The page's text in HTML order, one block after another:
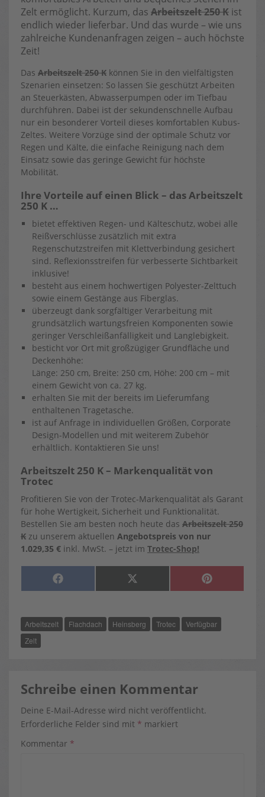
Zelt ermöglicht. Kurzum, das Arbeitszelt 250 K ist
endlich wieder lieferbar. Und das wurde – wie uns
zahlreiche Kundenanfragen zeigen – auch höchste
Zeit!
Das Arbeitszelt 250 K können Sie in den vielfältigsten
Szenarien einsetzen: So lassen Sie geschützt Arbeiten
an Steuerkästen, Abwasserpumpen oder im Tiefbau
durchführen. Dabei ist der sekundenschnelle Aufbau
nur ein besonderer Vorteil dieses komfortablen Kubus-
Zeltes. Weitere Vorzüge sind der optimale Schutz vor
Regen und Kälte, die einfache Reinigung nach dem
Einsatz sowie das geringe Gewicht für höchste
Mobilität.
Ihre Vorteile auf einen Blick – das Arbeitszelt
250 K …
bietet effektiven Regen- und Kälteschutz, wobei alle
Reißverschlüsse zusätzlich mit extra
Regenschutzstreifen mit Klettverbindung gesichert
sind. Reflexionsstreifen für verbesserte Sichtbarkeit
inklusive!
besteht aus einem hochwertigen Polyester-Zelttuch
sowie einem Gestänge aus Fiberglas.
überzeugt dank sorgfältiger Verarbeitung mit
grundsätzlich wartungsfreien Komponenten sowie
geringer Verschleißanfälligkeit und Langlebigkeit.
besticht vor Ort mit großzügiger Grundfläche und
Deckenhöhe:
Länge: 250 cm, Breite: 250 cm, Höhe: 200 cm – mit
einem Gewicht von ca. 27 kg.
erhalten Sie mit der bereits im Lieferumfang
enthaltenen Tragetasche.
ist auf Anfrage in individuellen Größen, Corporate
Design-Modellen und mit weiterem Zubehör
erhältlich. Kontaktieren Sie uns!
Arbeitszelt 250 K – Markenqualität von
Trotec
Profitieren Sie von der Trotec-Markenqualität als Garant
für hohe Wertigkeit, Sicherheit und Funktionalität.
Bestellen Sie am besten noch heute das Arbeitszelt 250
K zu unserem aktuellen Angebotspreis von nur
1.029,35 € inkl. MwSt. – jetzt im Trotec-Shop!
SHARE
F
A
O
K
SHARE
X
(
T
T
E
SHARE
P
I
R
E
S
Arbeitszelt Flachdach Heinsberg Trotec
Verfügbar
Zelt
Schreibe einen Kommentar
Deine E-Mail-Adresse wird nicht veröffentlicht.
Erforderliche Felder sind mit * markiert
Kommentar *